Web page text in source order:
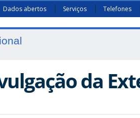
Dados abertos Serviços Telefones
da